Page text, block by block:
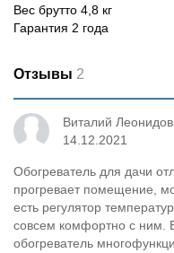
Вес брутто 4,8 кг
Гарантия 2 года
Отзывы 2
Виталий
14.12.2021
Обогреватель для дачи
прогревает помещение,
есть регулятор
совсем комфортно с ним.
обогреватель